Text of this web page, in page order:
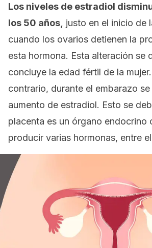
Los niveles de estradiol
los 50 años, justo en el inicio de
cuando los ovarios detienen la
esta hormona. Esta alteración se
concluye la edad fértil de la
contrario, durante el embarazo
aumento de estradiol. Esto se
placenta es un órgano endocrino
producir varias hormonas, entre